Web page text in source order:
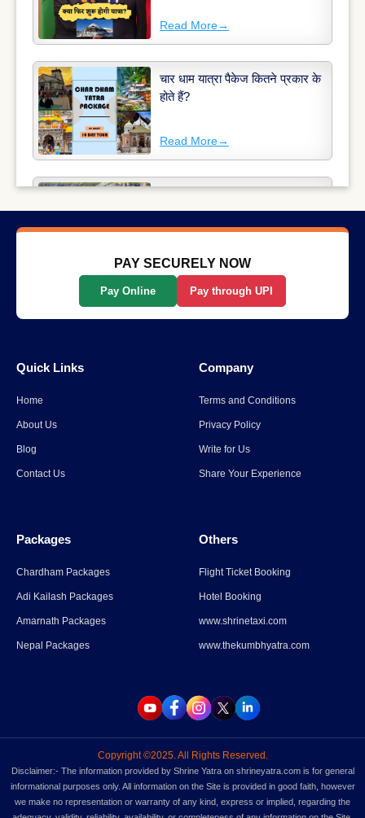
Read More→
चार धाम यात्रा पैकेज कितने प्रकार के
होते हैं?
Read More→
अमरनाथ यात्रा 2025: अमरनाथ यात्रा
की कहानी
Read More →
कुंभ मेला टेंट बुकिंग: कुंभ मेला 2025 में
Read More→
Uttarakhand: ओल्ड लिपुपास से
कैलाश पर्वत के दर्शन को केंद्र की
कैलाश पर्वत के दर्शन को केंद्र की
Read More→
PAY SECURELY NOW
Pay Online Pay through UPI
Quick Links
Home
About Us
Blog
Contact Us
Company
Terms and Conditions
Privacy Policy
Write for Us
Share Your Experience
Packages
Chardham Packages
Adi Kailash Packages
Amarnath Packages
Nepal Packages
Others
Flight Ticket Booking
Hotel Booking
www.shrinetaxi.com
www.thekumbhyatra.com
Copyright ©2025. All Rights Reserved.
Disclaimer:- The information provided by Shrine Yatra on shrineyatra.com is for general
informational purposes only. All information on the Site is provided in good faith, however
we make no representation or warranty of any kind, express or implied, regarding the